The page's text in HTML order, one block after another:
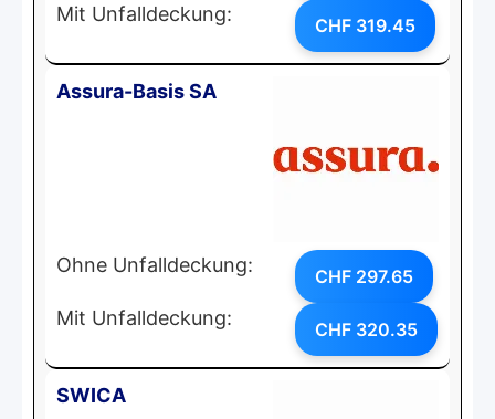
Mit Unfalldeckung: CHF 319.45
Assura-Basis SA
Ohne Unfalldeckung: CHF 297.65
Mit Unfalldeckung: CHF 320.35
SWICA